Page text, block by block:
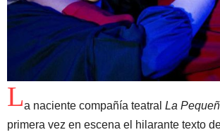
La naciente compañía teatral La
primera vez en escena el hilarante texto